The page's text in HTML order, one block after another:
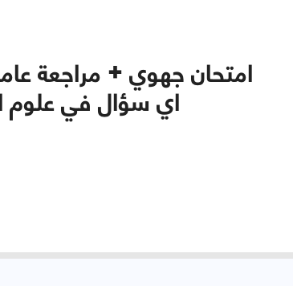
امتحان جهوي + مراجعة
اي سؤال في علوم